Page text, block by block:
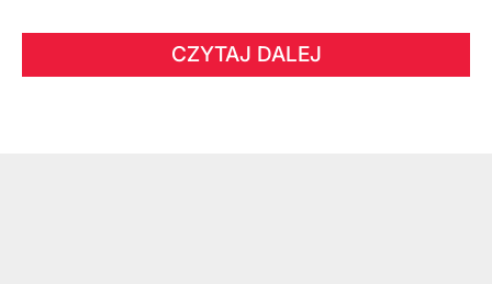
CZYTAJ DALEJ